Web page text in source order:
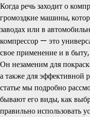
Когда речь заходит о
громоздкие машины,
заводах или в
компрессор — это
свое применение и в
Он незаменим для
а также для эффективной
статье мы подробно
бывают его виды, как
правильно использовать